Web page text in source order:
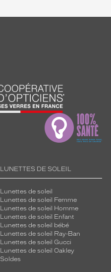
LUNETTES DE SOLEIL
Lunettes de soleil
Lunettes de soleil Femme
Lunettes de soleil Homme
Lunettes de soleil Enfant
Lunettes de soleil bébé
Lunettes de soleil Ray-Ban
Lunettes de soleil Gucci
Lunettes de soleil Oakley
Soldes